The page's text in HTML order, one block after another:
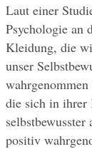
Laut einer
Psychologie an
Kleidung, die
unser
die sich in ihrer
positiv